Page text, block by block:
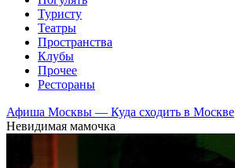
Туристу
Театры
Пространства
Клубы
Прочее
Рестораны
Афиша Москвы — Куда сходить в Москве
Невидимая мамочка